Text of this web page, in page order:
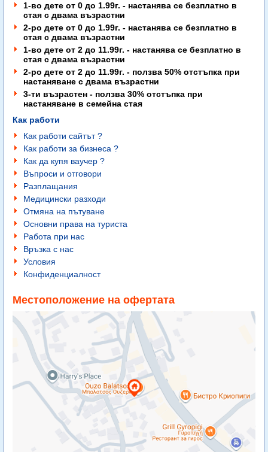
1-во дете от 0 до 1.99г. - настанява се безплатно в
стая с двама възрастни
2-ро дете от 0 до 1.99г. - настанява се безплатно в
стая с двама възрастни
1-во дете от 2 до 11.99г. - настанява се безплатно в
стая с двама възрастни
2-ро дете от 2 до 11.99г. - ползва 50% отстъпка при
настаняване с двама възрастни
3-ти възрастен - ползва 30% отстъпка при
настаняване в семейна стая
Как работи
Как работи сайтът ?
Как работи за бизнеса ?
Как да купя ваучер ?
Въпроси и отговори
Разплащания
Медицински разходи
Отмяна на пътуване
Основни права на туриста
Работа при нас
Връзка с нас
Условия
Конфиденциалност
Местоположение на офертата